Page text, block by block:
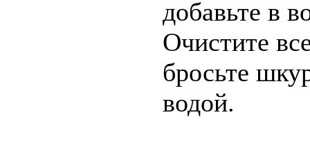
добавьте в
Очистите
бросьте
водой.